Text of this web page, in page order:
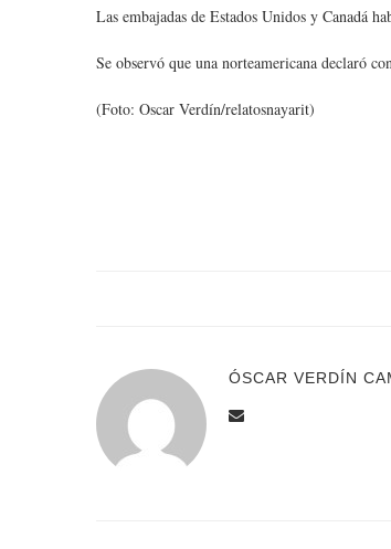
Las embajadas de Estados Unidos y Canadá
Se observó que una norteamericana declaró
(Foto: Oscar Verdín/relatosnayarit)
ÓSCAR VERDÍN